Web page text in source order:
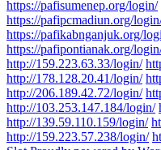
https://pafisumenep.org/login/
https://pafipcmadiun.org/
https://pafikabnganjuk.org/
https://pafipontianak.org/
http://159.223.63.33/login/
http://178.128.20.41/login/
http://206.189.42.72/login/
http://103.253.147.184/login/
http://139.59.110.159/login/
http://159.223.57.238/login/